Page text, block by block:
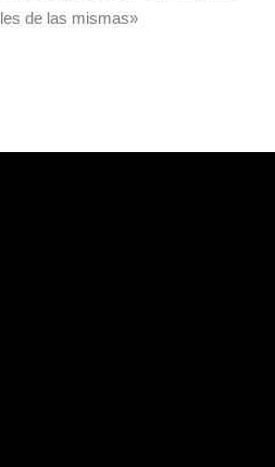
de las mismas»